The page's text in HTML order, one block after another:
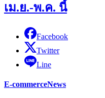
เม.ย.-พ.ค. นี้
Facebook
Twitter
Line
E-commerceNews